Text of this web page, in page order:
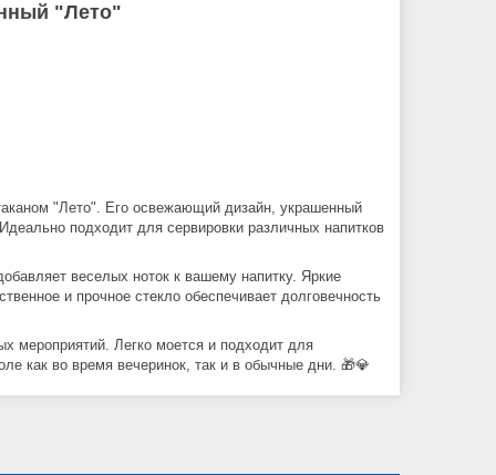
"Лето"
"Лето". Его освежающий дизайн, украшенный
подходит для сервировки различных напитков
веселых ноток к вашему напитку. Яркие
и прочное стекло обеспечивает долговечность
мероприятий. Легко моется и подходит для
как во время вечеринок, так и в обычные дни. 🎁💎